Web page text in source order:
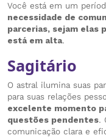
Você está em um
necessidade de
parcerias, sejam elas
está em alta.
Sagitário
O astral ilumina suas
para suas relações
excelente momento
questões pendentes.
comunicação clara e